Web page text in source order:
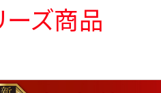
ーズ商品